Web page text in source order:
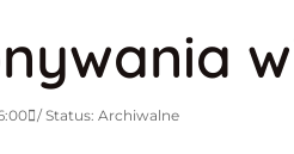
Status: Archiwalne